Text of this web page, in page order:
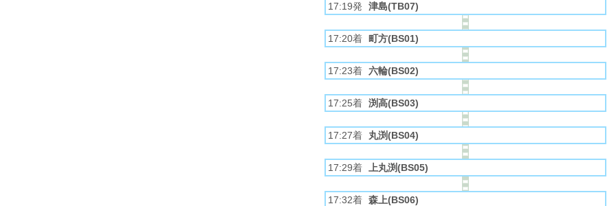
17:19発 津島(TB07)
17:20着 町方(BS01)
17:23着 六輪(BS02)
17:25着 渕高(BS03)
17:27着 丸渕(BS04)
17:29着 上丸渕(BS05)
17:32着 森上(BS06)